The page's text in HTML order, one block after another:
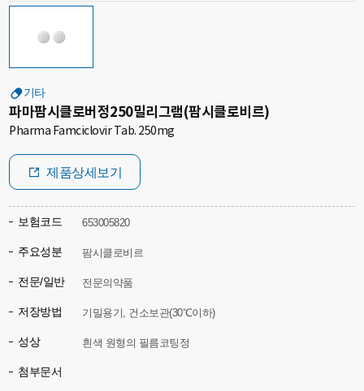
기타
파마팜시클로버정250밀리그램(팜시클로비르)
Pharma Famciclovir Tab. 250mg
제품상세보기
보험코드 653005820
주요성분 팜시클로비르
전문/일반 전문의약품
저장방법 기밀용기, 건소보관(30℃이하)
성상 흰색 원형의 필름코팅정
첨부문서